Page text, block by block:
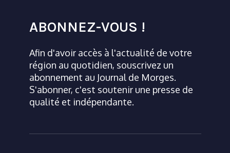
ABONNEZ-VOUS !
Afin d'avoir accès à l'actualité de votre
région au quotidien, souscrivez un
abonnement au Journal de Morges.
S'abonner, c'est soutenir une presse de
qualité et indépendante.